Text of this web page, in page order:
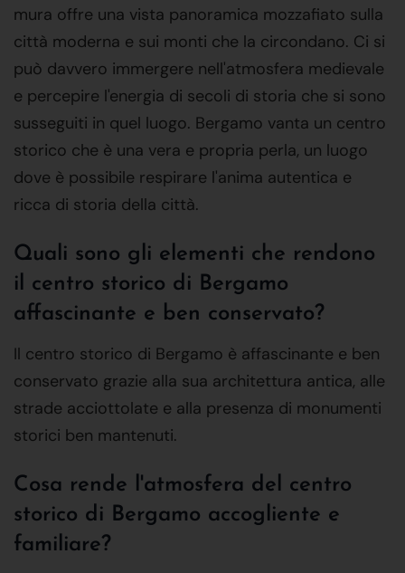
mura offre una vista panoramica mozzafiato sulla
città moderna e sui monti che la circondano. Ci si
può davvero immergere nell'atmosfera medievale
e percepire l'energia di secoli di storia che si sono
susseguiti in quel luogo. Bergamo vanta un centro
storico che è una vera e propria perla, un luogo
dove è possibile respirare l'anima autentica e
ricca di storia della città.
Quali sono gli elementi che rendono
il centro storico di Bergamo
affascinante e ben conservato?
Il centro storico di Bergamo è affascinante e ben
conservato grazie alla sua architettura antica, alle
strade acciottolate e alla presenza di monumenti
storici ben mantenuti.
Cosa rende l'atmosfera del centro
storico di Bergamo accogliente e
familiare?